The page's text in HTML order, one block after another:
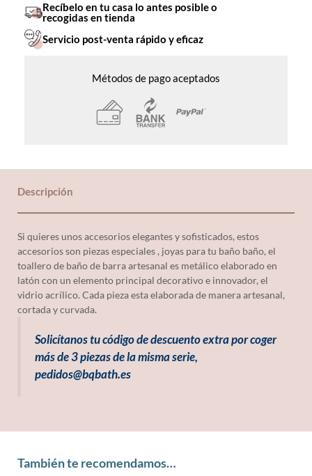
Recíbelo en tu casa lo antes posible o
recogidas en tienda
Servicio post-venta rápido y eficaz
Métodos de pago aceptados
Descripción
Si quieres unos accesorios elegantes y sofisticados, estos
accesorios son piezas especiales , joyas para tu baño baño, el
toallero de baño de barra artesanal es metálico elaborado en
latón con un elemento principal decorativo e innovador, el
vidrio acrílico. Cada pieza esta elaborada de manera artesanal,
cortada y curvada.
Solicítanos tu código de descuento extra por coger
más de 3 piezas de la misma serie,
pedidos@bqbath.es
También te recomendamos…